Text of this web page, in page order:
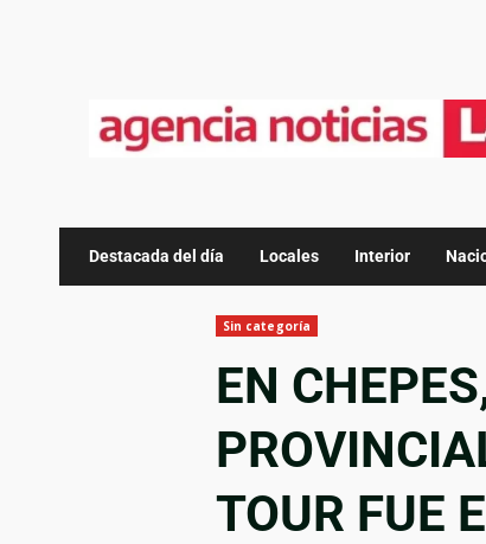
Destacada del día Locales Interior
Sin categoría
EN
TOUR FUE